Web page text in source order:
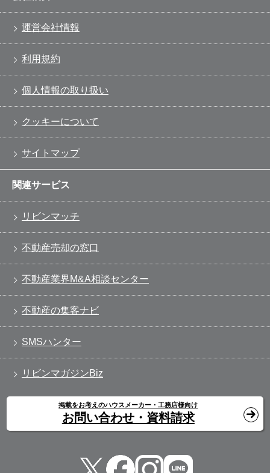
運営会社情報
利用規約
個人情報の取り扱い
クッキーについて
サイトマップ
関連サービス
リビンマッチ
不動産売却の窓口
不動産業界M&A相談センター
不動産の集客ナビ
SMSハンター
リビンマガジンBiz
掲載をお考えのハウスメーカー・工務店様向け
お問い合わせ・資料請求